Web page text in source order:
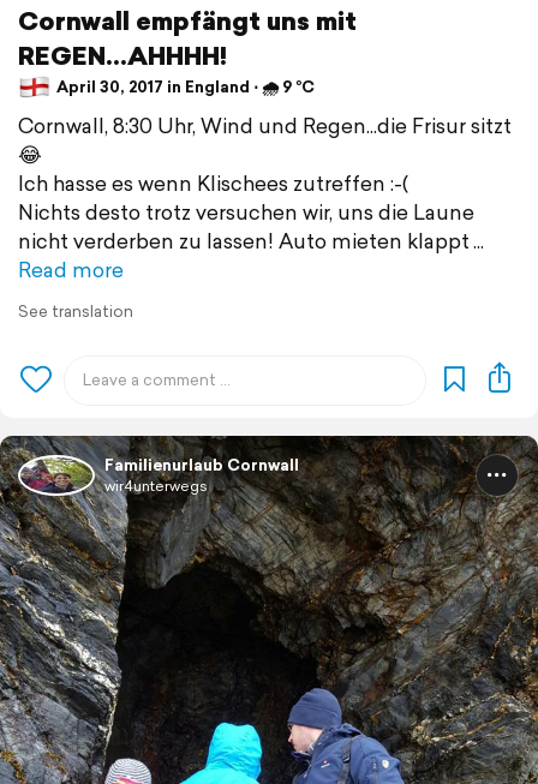
Cornwall empfängt uns mit
REGEN...AHHHH!
April 30, 2017 in England ⋅ 🌧 9 °C
Cornwall, 8:30 Uhr, Wind und Regen...die Frisur sitzt
😂
Ich hasse es wenn Klischees zutreffen :-(
Nichts desto trotz versuchen wir, uns die Laune
nicht verderben zu lassen! Auto mieten klappt
Read more
See translation
Familienurlaub Cornwall
wir4unterwegs